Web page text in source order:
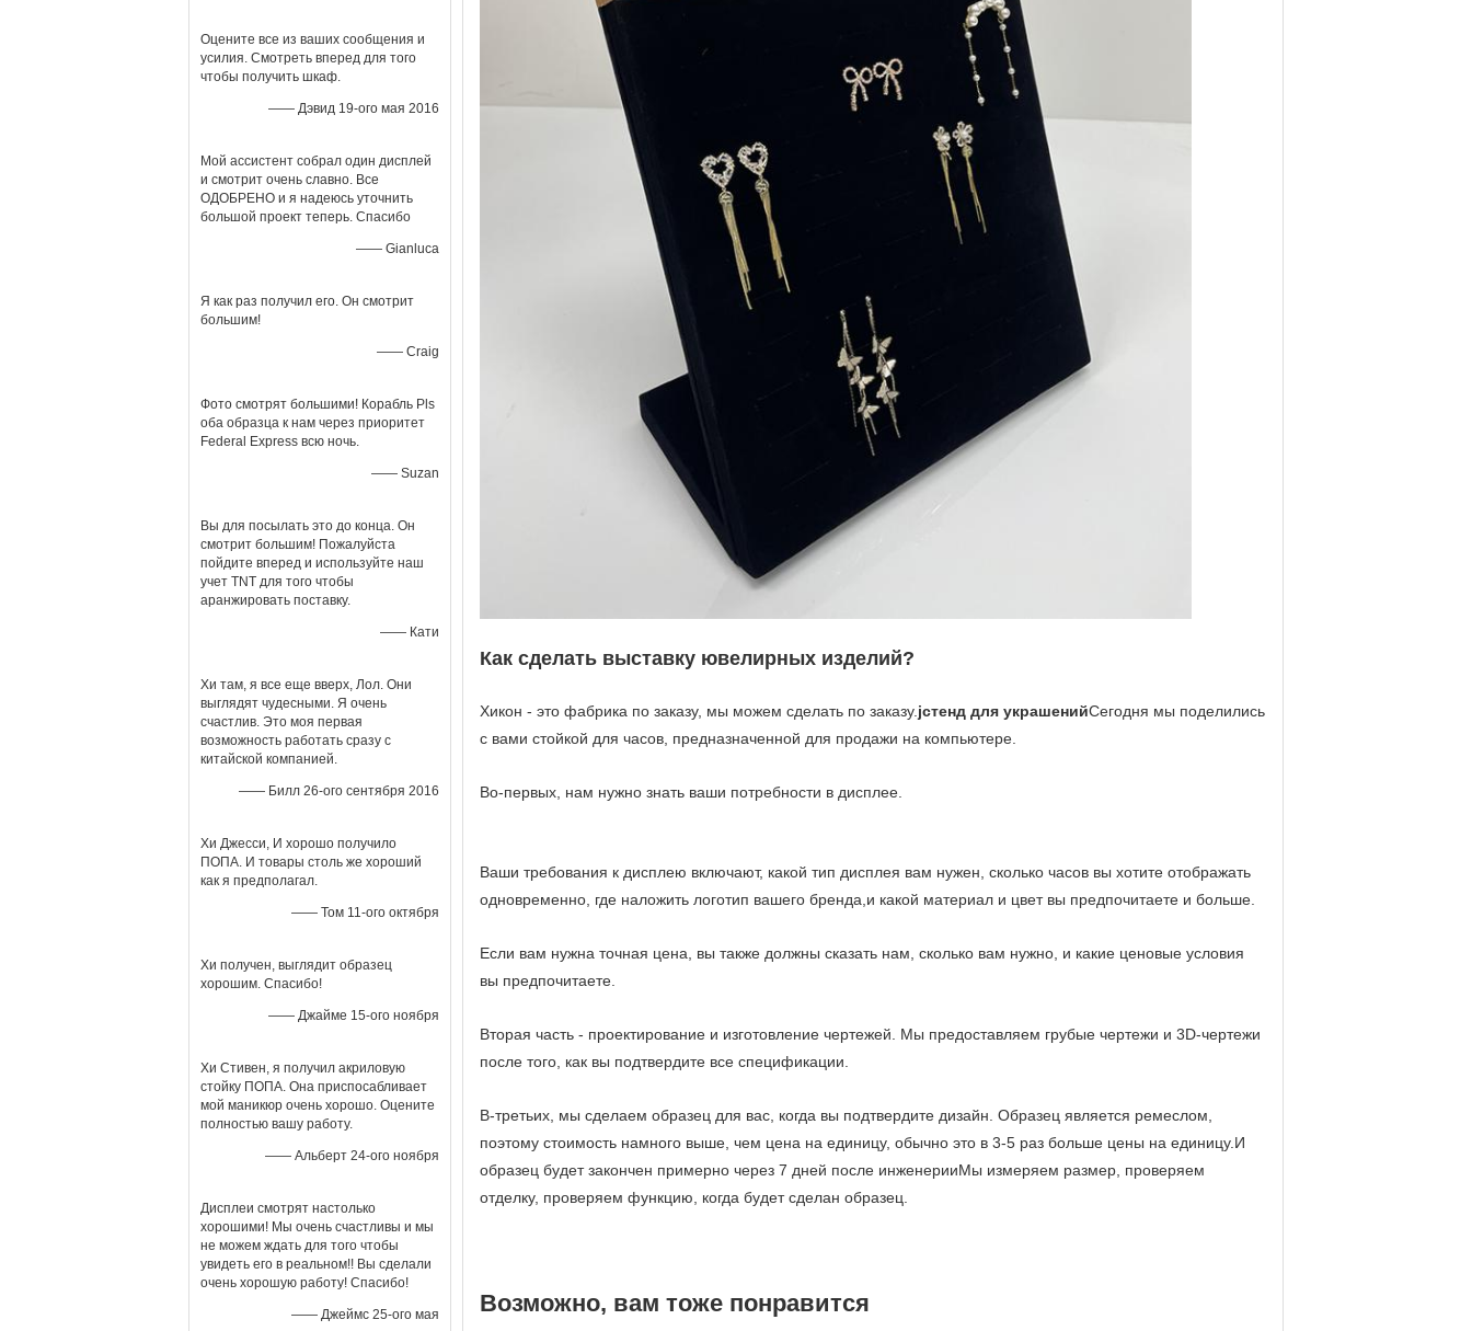
Оцените все из ваших сообщения и
усилия. Смотреть вперед для того
чтобы получить шкаф.
—— Дэвид 19-ого мая 2016
Мой ассистент собрал один дисплей
и смотрит очень славно. Все
ОДОБРЕНО и я надеюсь уточнить
большой проект теперь. Спасибо
—— Gianluca
Я как раз получил его. Он смотрит
большим!
—— Craig
Фото смотрят большими! Корабль Pls
оба образца к нам через приоритет
Federal Express всю ночь.
—— Suzan
Вы для посылать это до конца. Он
смотрит большим! Пожалуйста
пойдите вперед и используйте наш
учет TNT для того чтобы
аранжировать поставку.
—— Кати
Хи там, я все еще вверх, Лол. Они
выглядят чудесными. Я очень
счастлив. Это моя первая
возможность работать сразу с
китайской компанией.
—— Билл 26-ого сентября 2016
Хи Джесси, И хорошо получило
ПОПА. И товары столь же хороший
как я предполагал.
—— Том 11-ого октября
Хи получен, выглядит образец
хорошим. Спасибо!
—— Джайме 15-ого ноября
Хи Стивен, я получил акриловую
стойку ПОПА. Она приспосабливает
мой маникюр очень хорошо. Оцените
полностью вашу работу.
—— Альберт 24-ого ноября
Дисплеи смотрят настолько
хорошими! Мы очень счастливы и мы
не можем ждать для того чтобы
увидеть его в реальном!! Вы сделали
очень хорошую работу! Спасибо!
—— Джеймс 25-ого мая
Как сделать выставку ювелирных изделий?
Хикон - это фабрика по заказу, мы можем сделать по заказу. jстенд для украшенийСегодня мы поделились
с вами стойкой для часов, предназначенной для продажи на компьютере.
Во-первых, нам нужно знать ваши потребности в дисплее.
Ваши требования к дисплею включают, какой тип дисплея вам нужен, сколько часов вы хотите отображать
одновременно, где наложить логотип вашего бренда,и какой материал и цвет вы предпочитаете и больше.
Если вам нужна точная цена, вы также должны сказать нам, сколько вам нужно, и какие ценовые условия
вы предпочитаете.
Вторая часть - проектирование и изготовление чертежей. Мы предоставляем грубые чертежи и 3D-чертежи
после того, как вы подтвердите все спецификации.
В-третьих, мы сделаем образец для вас, когда вы подтвердите дизайн. Образец является ремеслом,
поэтому стоимость намного выше, чем цена на единицу, обычно это в 3-5 раз больше цены на единицу.И
образец будет закончен примерно через 7 дней после инженерииМы измеряем размер, проверяем
отделку, проверяем функцию, когда будет сделан образец.
Возможно, вам тоже понравится